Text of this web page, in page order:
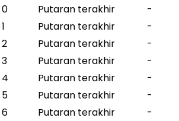
0
Putaran terakhir
-
1
Putaran terakhir
-
2
Putaran terakhir
-
3
Putaran terakhir
-
4
Putaran terakhir
-
5
Putaran terakhir
-
6
Putaran terakhir
-